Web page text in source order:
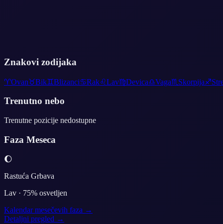
Znakovi zodijaka
♈Ovan♉Bik♊Blizanci♋Rak♌Lav♍Devica♎Vaga♏ Skorpija♐
Trenutno nebo
Trenutne pozicije nedostupne
Faza Meseca
🌔
Rastuća Grbava
Lav · 75% osvetljen
Kalendar mesečevih faza →
Detaljni pregled →